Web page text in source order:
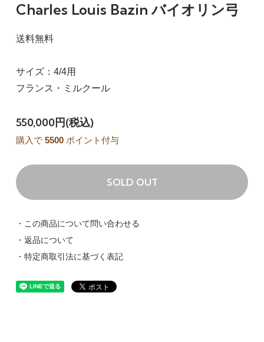
Charles Louis Bazin バイオリン弓
送料無料
サイズ：4/4用
フランス・ミルクール
550,000円(税込)
購入で 5500ポイント付与
SOLD OUT
・この商品について問い合わせる
・返品について
・特定商取引法に基づく表記